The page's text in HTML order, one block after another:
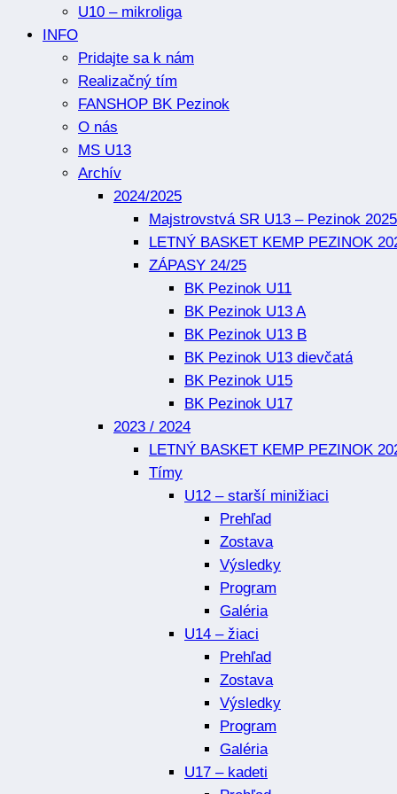
U10 – mikroliga
INFO
Pridajte sa k nám
Realizačný tím
FANSHOP BK Pezinok
O nás
MS U13
Archív
2024/2025
Majstrovstvá SR U13 – Pezinok 2025
LETNÝ BASKET KEMP PEZINOK
ZÁPASY 24/25
BK Pezinok U11
BK Pezinok U13 A
BK Pezinok U13 B
BK Pezinok U13 dievčatá
BK Pezinok U15
BK Pezinok U17
2023 / 2024
LETNÝ BASKET KEMP PEZINOK
Tímy
U12 – starší minižiaci
Prehľad
Zostava
Výsledky
Program
Galéria
U14 – žiaci
Prehľad
Zostava
Výsledky
Program
Galéria
U17 – kadeti